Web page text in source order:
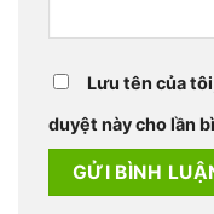
Lưu tên của
duyệt này cho lần